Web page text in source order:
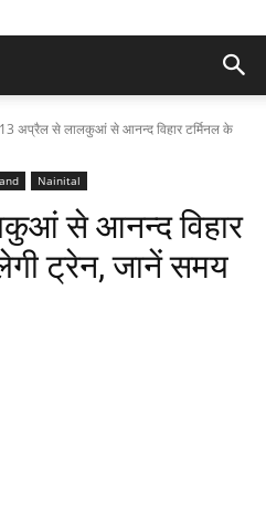
13 अप्रैल से लालकुआं से आनन्द विहार टर्मिनल के
Nainital
से आनन्द विहार
ट्रेन, जानें समय